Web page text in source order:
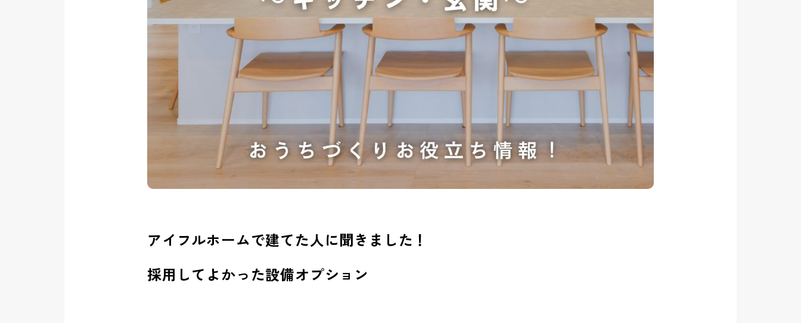
アイフルホームで建てた人に聞きました！
採用してよかった設備オプション